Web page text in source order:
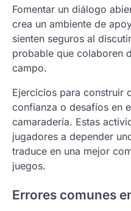
Fomentar un diálogo
crea un ambiente de
sienten seguros al
probable que colaboren
campo.
Ejercicios para construir
confianza o desafíos en
camaradería. Estas
jugadores a depender
traduce en una mejor
juegos.
Errores comunes